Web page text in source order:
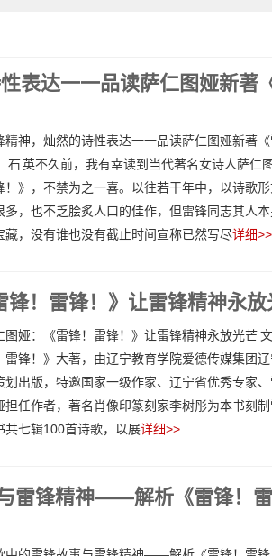
表达一一品读萨仁图娅新著
精神，灿然的诗性表达一一品读萨仁图娅新著
石 英不久前，我有幸读到当代著名女诗人萨仁
！》，不禁为之一喜。以往若干年中，以诗歌
多，也不乏脍炙人口的佳作，但雷锋同志其人
藏，没有谁也没有截止时间宣称已然写尽详细>>
！雷锋！》让雷锋精神永放
图娅：《雷锋！雷锋！》让雷锋精神永放光芒
雷锋！》大著，由辽宁教育学院爱德传媒集团
划出版，特邀国家一级作家、辽宁省优秀专家
担任作者，著名肖像印篆刻家李树彤为本书刻制
共七辑100首诗歌，以展详细>>
雷锋精神——解析《雷锋！